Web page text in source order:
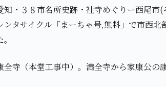
知・３８市名所史跡・社寺めぐりー西尾
ンタサイクル「まーちゃ号,無料」で市西
全寺（本堂工事中）。満全寺から家康公の